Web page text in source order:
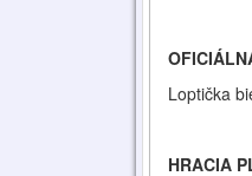
Loptička
HRACIA